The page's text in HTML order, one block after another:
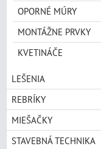
OPORNÉ MÚRY
MONTÁŽNE PRVKY
KVETINÁČE
LEŠENIA
REBRÍKY
MIEŠAČKY
STAVEBNÁ TECHNIKA